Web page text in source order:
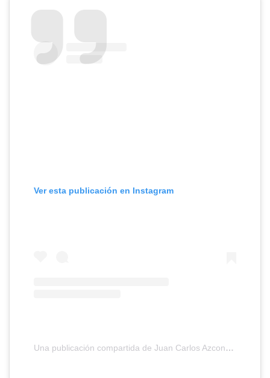
Ver esta publicación en Instagram
Una publicación compartida de Juan Carlos Azcona Reyes (@azcona_art)